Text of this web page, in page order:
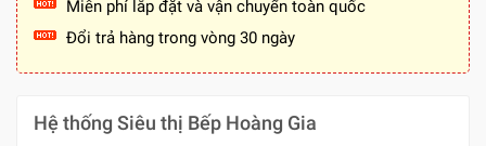
Miễn phí lắp đặt và vận chuyển toàn quốc
Đổi trả hàng trong vòng 30 ngày
Hệ thống Siêu thị Bếp Hoàng Gia